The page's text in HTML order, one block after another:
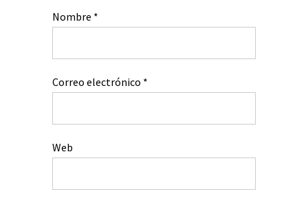
Nombre *
Correo electrónico *
Web